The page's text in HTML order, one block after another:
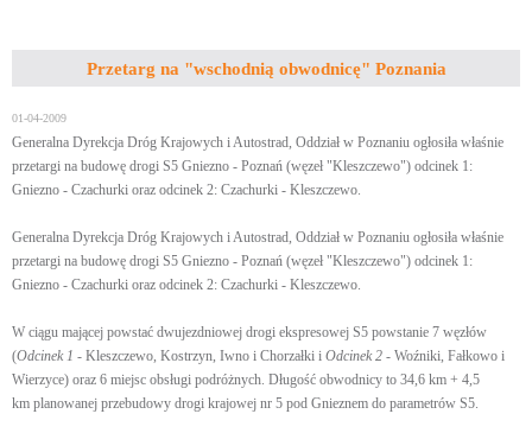
Przetarg na "wschodnią obwodnicę" Poznania
01-04-2009
Generalna Dyrekcja Dróg Krajowych i Autostrad, Oddział w Poznaniu ogłosiła właśnie
przetargi na budowę drogi S5 Gniezno - Poznań (węzeł "Kleszczewo") odcinek 1:
Gniezno - Czachurki oraz odcinek 2: Czachurki - Kleszczewo.
Generalna Dyrekcja Dróg Krajowych i Autostrad, Oddział w Poznaniu ogłosiła właśnie
przetargi na budowę drogi S5 Gniezno - Poznań (węzeł "Kleszczewo") odcinek 1:
Gniezno - Czachurki oraz odcinek 2: Czachurki - Kleszczewo.
W ciągu mającej powstać dwujezdniowej drogi ekspresowej S5 powstanie 7 węzłów
(Odcinek 1 - Kleszczewo, Kostrzyn, Iwno i Chorzałki i Odcinek 2 - Woźniki, Fałkowo i
Wierzyce) oraz 6 miejsc obsługi podróżnych. Długość obwodnicy to 34,6 km + 4,5
km planowanej przebudowy drogi krajowej nr 5 pod Gnieznem do parametrów S5.